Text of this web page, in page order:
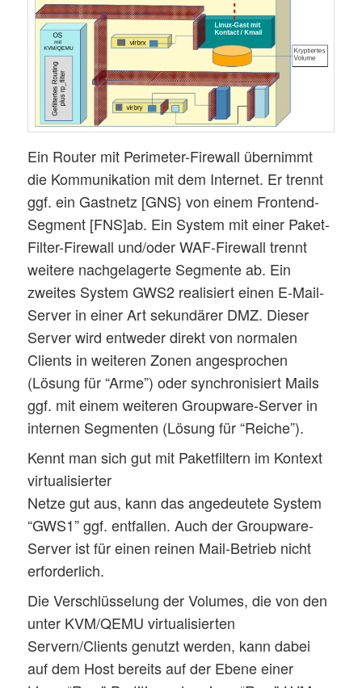
Ein Router mit Perimeter-Firewall übernimmt
die Kommunikation mit dem Internet. Er trennt
ggf. ein Gastnetz [GNS} von einem Frontend-
Segment [FNS]ab. Ein System mit einer Paket-
Filter-Firewall und/oder WAF-Firewall trennt
weitere nachgelagerte Segmente ab. Ein
zweites System GWS2 realisiert einen E-Mail-
Server in einer Art sekundärer DMZ. Dieser
Server wird entweder direkt von normalen
Clients in weiteren Zonen angesprochen
(Lösung für “Arme”) oder synchronisiert Mails
ggf. mit einem weiteren Groupware-Server in
internen Segmenten (Lösung für “Reiche”).
Kennt man sich gut mit Paketfiltern im Kontext
virtualisierter
Netze gut aus, kann das angedeutete System
“GWS1” ggf. entfallen. Auch der Groupware-
Server ist für einen reinen Mail-Betrieb nicht
erforderlich.
Die Verschlüsselung der Volumes, die von den
unter KVM/QEMU virtualisierten
Servern/Clients genutzt werden, kann dabei
auf dem Host bereits auf der Ebene einer